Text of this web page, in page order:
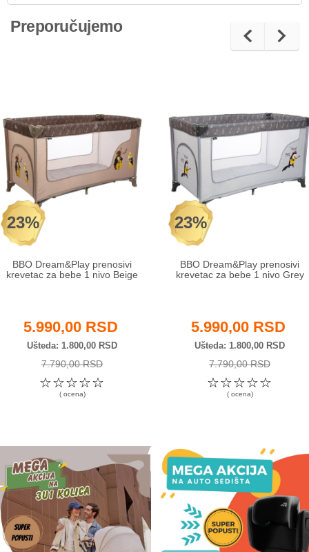
Preporučujemo
23%
BBO Dream&Play prenosivi
krevetac za bebe 1 nivo Beige
5.990,00 RSD
Ušteda 1.800,00 RSD
7.790,00 RSD
☆
☆
☆
☆
☆
( ocena)
23%
BBO Dream&Play prenosivi
krevetac za bebe 1 nivo Grey
5.990,00 RSD
Ušteda 1.800,00 RSD
7.790,00 RSD
☆
☆
☆
☆
☆
( ocena)